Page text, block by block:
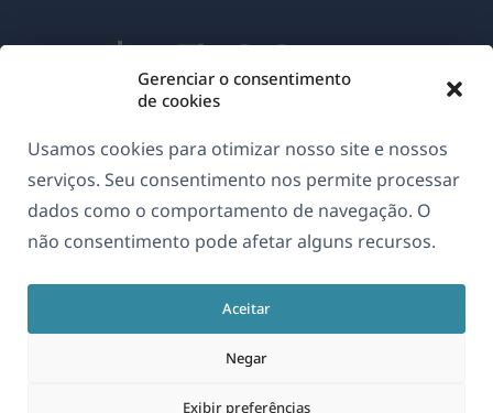
Gerenciar o consentimento
de cookies
Usamos cookies para otimizar nosso site e nossos
serviços. Seu consentimento nos permite processar
dados como o comportamento de navegação. O
não consentimento pode afetar alguns recursos.
Aceitar
Negar
Exibir preferências
Português
GDPR & Política de Privacidade
Junte-se à nossa equipe(abre
em
janela)
em
uma
nova
janela)
em
uma
nova
janela)
(abre
em
nova